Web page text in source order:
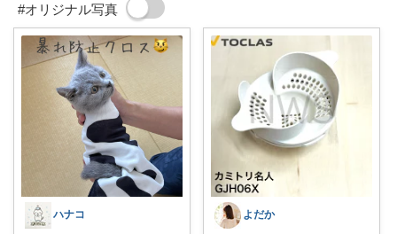
#オリジナル写真
ハナコ よだか